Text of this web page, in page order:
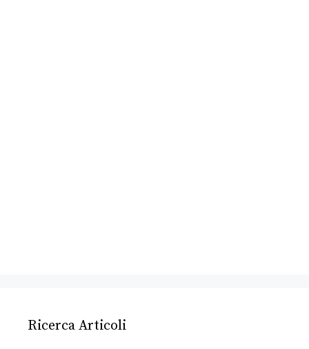
Ricerca Articoli